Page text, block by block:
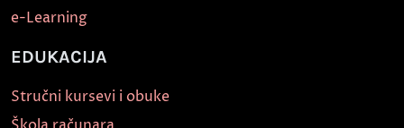
e-Learning
EDUKACIJA
Stručni kursevi i obuke